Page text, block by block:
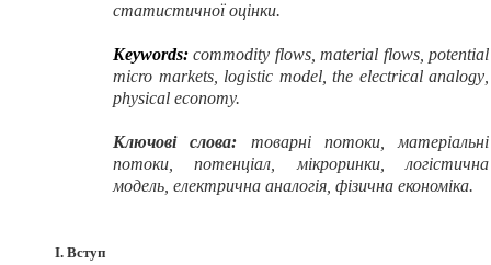
статистичної оцінки.
Keywords:сommodity flows, material flows,potential
micro markets, logistic model, the electrical analogy
physical economy.
Ключові слова: товарні потоки, матеріальні
потоки, потенціал, мікроринки, логістична
модель, електрична аналогія, фізична економіка.
I. Вступ